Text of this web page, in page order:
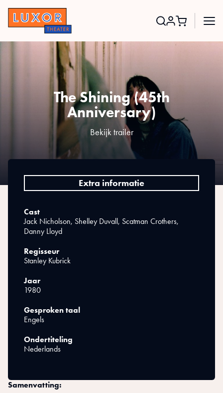
for:
The Shining (45th
Anniversary)
Bekijk trailer
Samenvatting:
Extra informatie
Cast
Jack Nicholson, Shelley Duvall, Scatman Crothers,
Danny Lloyd
Regisseur
Stanley Kubrick
Jaar
1980
Gesproken taal
Engels
Ondertiteling
Nederlands